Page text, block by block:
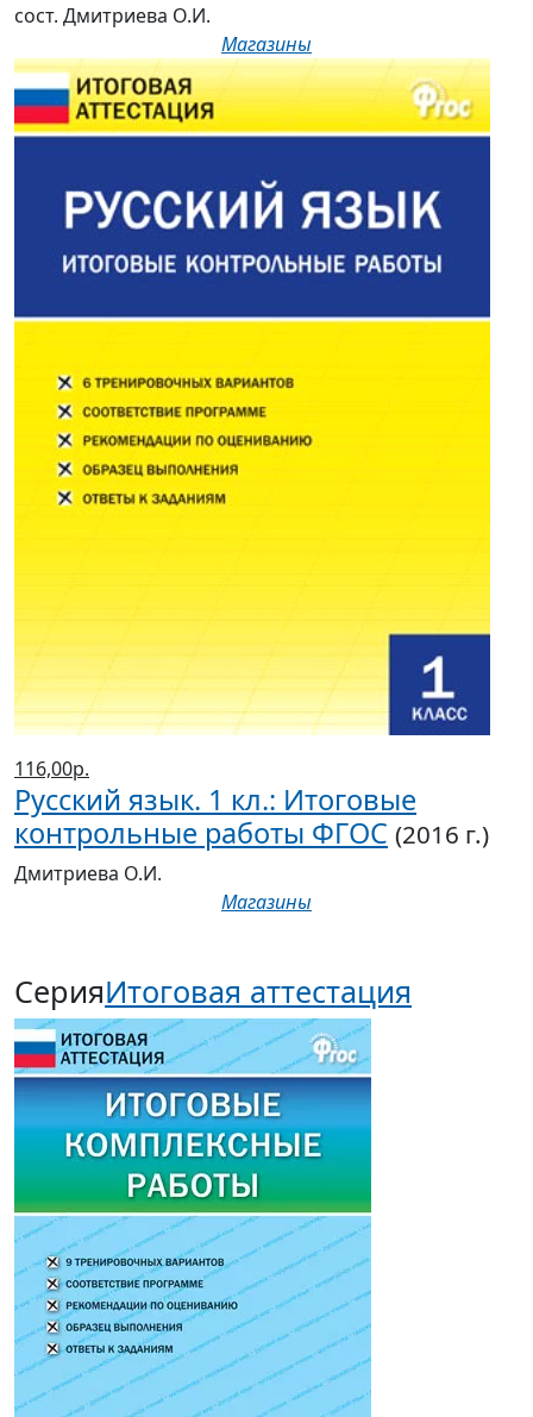
Русский язык. 1 кл.: Итоговые
контрольные работы ФГОС
(2016 г.)
Дмитриева О.И.
Магазины
СерияИтоговая аттестация
413,00р.